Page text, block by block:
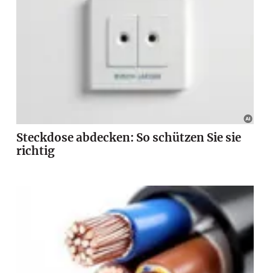
Steckdose abdecken: So schützen Sie sie
richtig